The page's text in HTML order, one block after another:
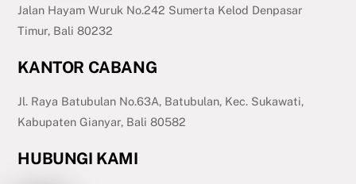
Jalan Hayam Wuruk No.242 Sumerta Kelod Denpasar
Timur, Bali 80232
KANTOR CABANG
Jl. Raya Batubulan No.63A, Batubulan, Kec. Sukawati,
Kabupaten Gianyar, Bali 80582
HUBUNGI KAMI